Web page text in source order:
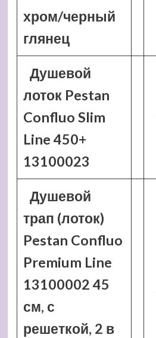
хром/черный
глянец
Душевой
лоток Pestan
Confluo Slim
Line 450+
13100023
Душевой
трап (лоток)
Pestan Confluo
Premium Line
13100002 45
см, с
решеткой, 2 в